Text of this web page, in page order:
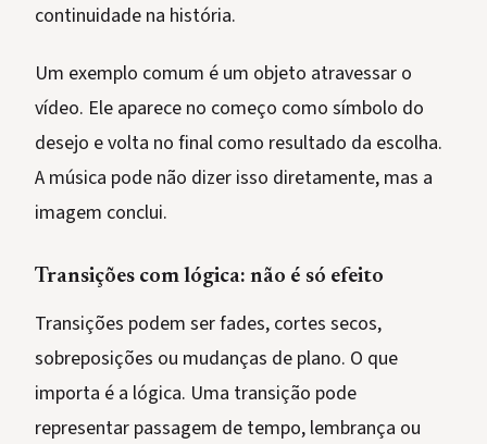
continuidade na história.
Um exemplo comum é um objeto atravessar o
vídeo. Ele aparece no começo como símbolo do
desejo e volta no final como resultado da escolha.
A música pode não dizer isso diretamente, mas a
imagem conclui.
Transições com lógica: não é só efeito
Transições podem ser fades, cortes secos,
sobreposições ou mudanças de plano. O que
importa é a lógica. Uma transição pode
representar passagem de tempo, lembrança ou